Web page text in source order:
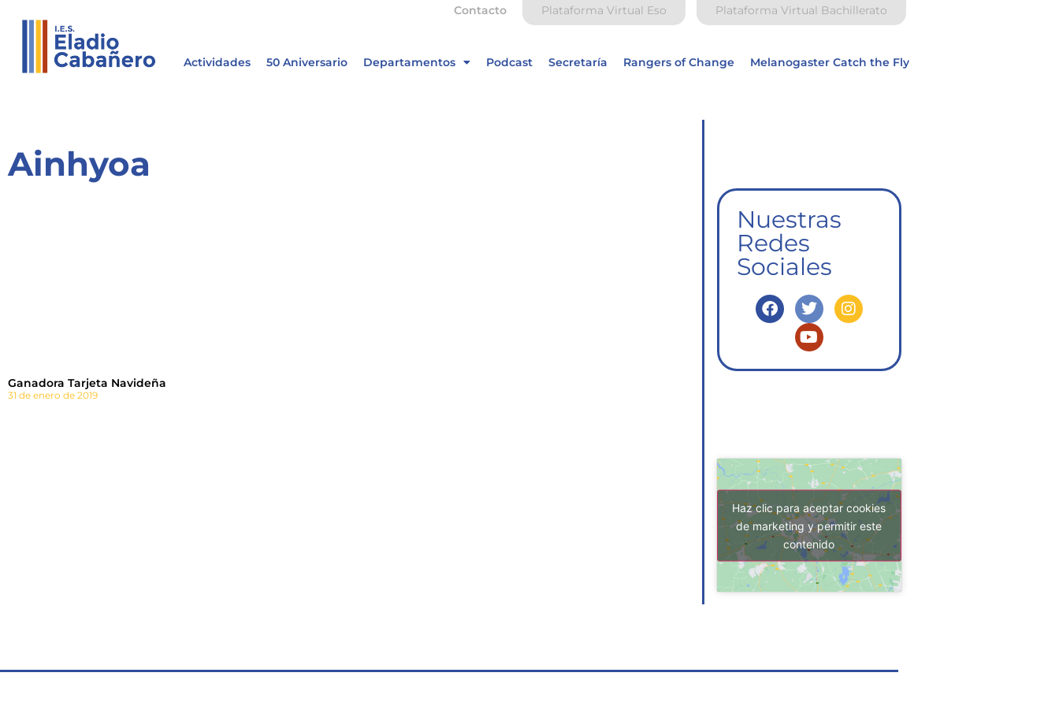
Contacto Plataforma Virtual Eso Plataforma Virtual Bachillerato
Actividades 50 Aniversario Departamentos Podcast Secretaría Rangers of Change Melanogaster Catch the Fly
Ainhyoa
Ganadora Tarjeta Navideña
31 de enero de 2019
Nuestras
Redes
Sociales
Haz clic para aceptar cookies
de marketing y permitir este
contenido